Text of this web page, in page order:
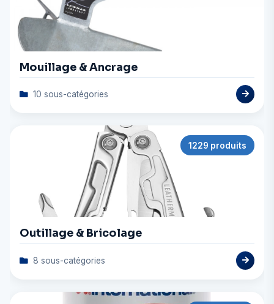
Mouillage & Ancrage
10 sous-catégories
1229 produits
Outillage & Bricolage
8 sous-catégories